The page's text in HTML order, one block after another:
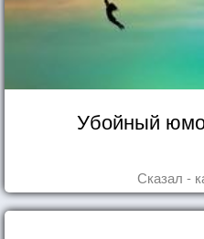
Убойный
Сказал -